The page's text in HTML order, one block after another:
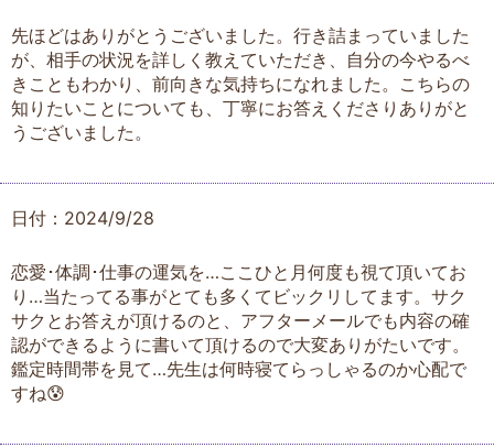
先ほどはありがとうございました。行き詰まっていました
が、相手の状況を詳しく教えていただき、自分の今やるべ
きこともわかり、前向きな気持ちになれました。こちらの
知りたいことについても、丁寧にお答えくださりありがと
うございました。
日付：2024/9/28
恋愛･体調･仕事の運気を…ここひと月何度も視て頂いてお
り…当たってる事がとても多くてビックリしてます。サク
サクとお答えが頂けるのと、アフターメールでも内容の確
認ができるように書いて頂けるので大変ありがたいです。
鑑定時間帯を見て…先生は何時寝てらっしゃるのか心配で
すね😰